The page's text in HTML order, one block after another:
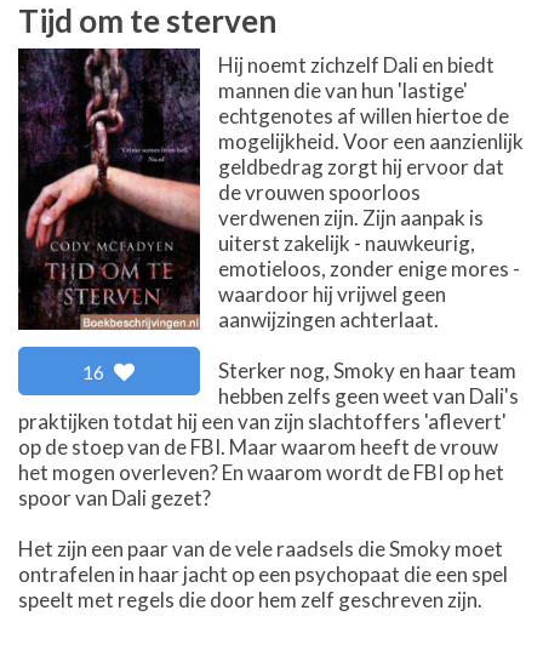
Tijd om te sterven
16
Hij noemt zichzelf Dali en biedt
mannen die van hun 'lastige'
echtgenotes af willen hiertoe de
mogelijkheid. Voor een aanzienlijk
geldbedrag zorgt hij ervoor dat
de vrouwen spoorloos
verdwenen zijn. Zijn aanpak is
uiterst zakelijk - nauwkeurig,
emotieloos, zonder enige mores -
waardoor hij vrijwel geen
aanwijzingen achterlaat.
Sterker nog, Smoky en haar team
hebben zelfs geen weet van Dali's
praktijken totdat hij een van zijn slachtoffers 'aflevert'
op de stoep van de FBI. Maar waarom heeft de vrouw
het mogen overleven? En waarom wordt de FBI op het
spoor van Dali gezet?
Het zijn een paar van de vele raadsels die Smoky moet
ontrafelen in haar jacht op een psychopaat die een spel
speelt met regels die door hem zelf geschreven zijn.